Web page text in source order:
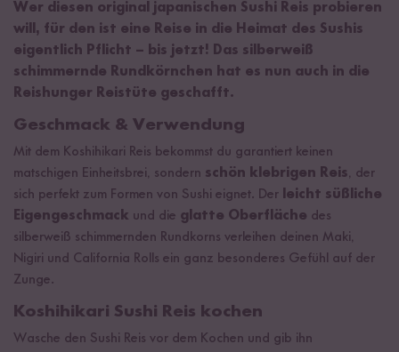
Wer diesen original japanischen Sushi Reis probieren
will, für den ist eine Reise in die Heimat des Sushis
eigentlich Pflicht – bis jetzt! Das silberweiß
schimmernde Rundkörnchen hat es nun auch in die
Reishunger Reistüte geschafft.
Geschmack & Verwendung
Mit dem Koshihikari Reis bekommst du garantiert keinen
matschigen Einheitsbrei, sondern schön klebrigen Reis, der
sich perfekt zum Formen von Sushi eignet. Der leicht süßliche
Eigengeschmack und die glatte Oberfläche des
silberweiß schimmernden Rundkorns verleihen deinen Maki,
Nigiri und California Rolls ein ganz besonderes Gefühl auf der
Zunge.
Koshihikari Sushi Reis kochen
Wasche den Sushi Reis vor dem Kochen und gib ihn